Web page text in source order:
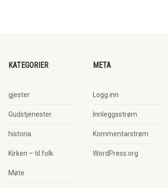
KATEGORIER
gjester
Gudstjenester
historia
Kirken – til folk
Møte
META
Logg inn
Innleggsstrøm
Kommentarstrøm
WordPress.org